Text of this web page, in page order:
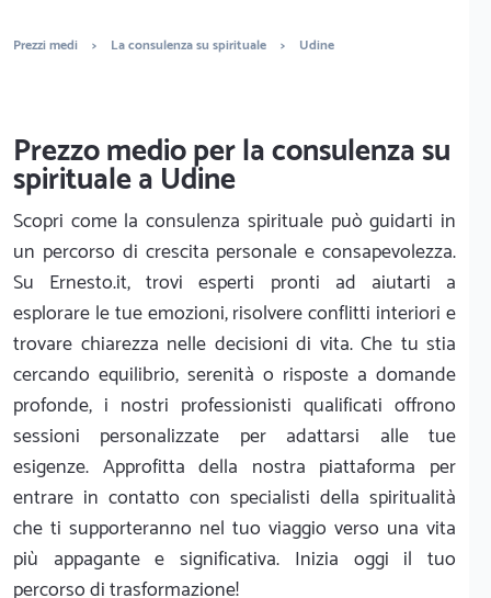
Prezzi medi > La consulenza su spirituale > Udine
Prezzo medio per la consulenza su
spirituale a Udine
Scopri come la consulenza spirituale può guidarti in
un percorso di crescita personale e consapevolezza.
Su Ernesto.it, trovi esperti pronti ad aiutarti a
esplorare le tue emozioni, risolvere conflitti interiori e
trovare chiarezza nelle decisioni di vita. Che tu stia
cercando equilibrio, serenità o risposte a domande
profonde, i nostri professionisti qualificati offrono
sessioni personalizzate per adattarsi alle tue
esigenze. Approfitta della nostra piattaforma per
entrare in contatto con specialisti della spiritualità
che ti supporteranno nel tuo viaggio verso una vita
più appagante e significativa. Inizia oggi il tuo
percorso di trasformazione!